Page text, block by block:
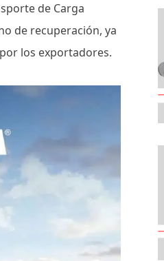
de Carga
de recuperación, ya
los exportadores.